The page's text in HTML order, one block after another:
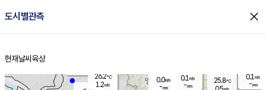
도시별관측 close
홈
현재날씨 육상
양주
25.8℃
m/s
0.1 m/s
-mm
0.0m/s
-mm
26.2℃
1.2m/s
0.1 m/s
-mm